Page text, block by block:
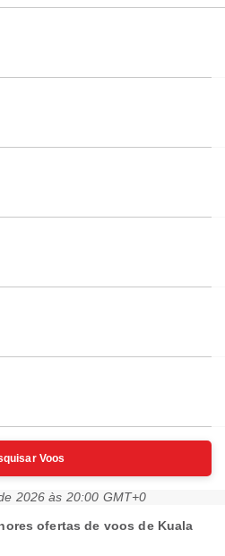
Voos
2026 às 20:00 GMT+0
ofertas de voos de Kuala